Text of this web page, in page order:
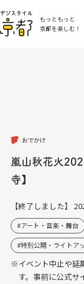
もっともっと
京都を楽しむ！
おでかけ
嵐山秋花火
寺】
【終了しました】
アート・音楽・舞台
特別公開・ライトア
※イベント中止や延
す。事前に公式サ